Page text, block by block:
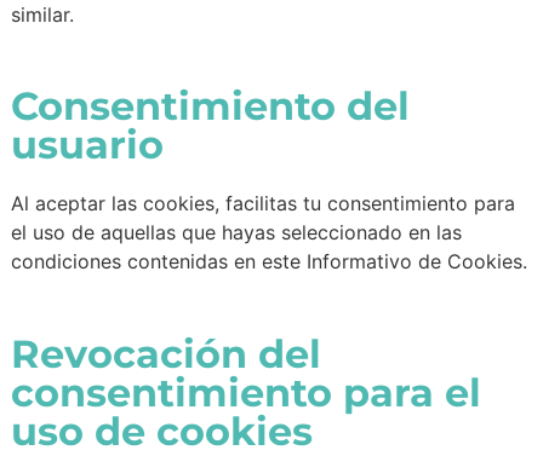
similar.
Consentimiento del
usuario
Al aceptar las cookies, facilitas tu consentimiento para
el uso de aquellas que hayas seleccionado en las
condiciones contenidas en este Informativo de Cookies.
Revocación del
consentimiento para el
uso de cookies